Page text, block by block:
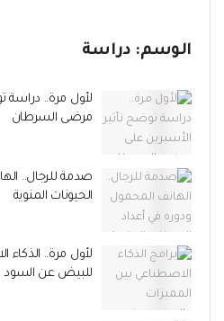
الوسم: دراسة
لأول مرة.. دراسة
مرضى السرطان
صدمة للرجال..
الحيونات المنوية
لأول مرة..
للبيض عن السود